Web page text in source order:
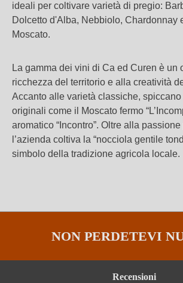
ideali per coltivare varietà di pregio:
Dolcetto d'Alba, Nebbiolo, Chardonnay
Moscato.
La gamma dei vini di Ca ed Curen è un
ricchezza del territorio e alla creatività
Accanto alle varietà classiche,
originali come il Moscato fermo
aromatico “Incontro”. Oltre alla
l’azienda coltiva la “nocciola gentile
simbolo della tradizione agricola locale.
NON PERDETEVI
Recensioni